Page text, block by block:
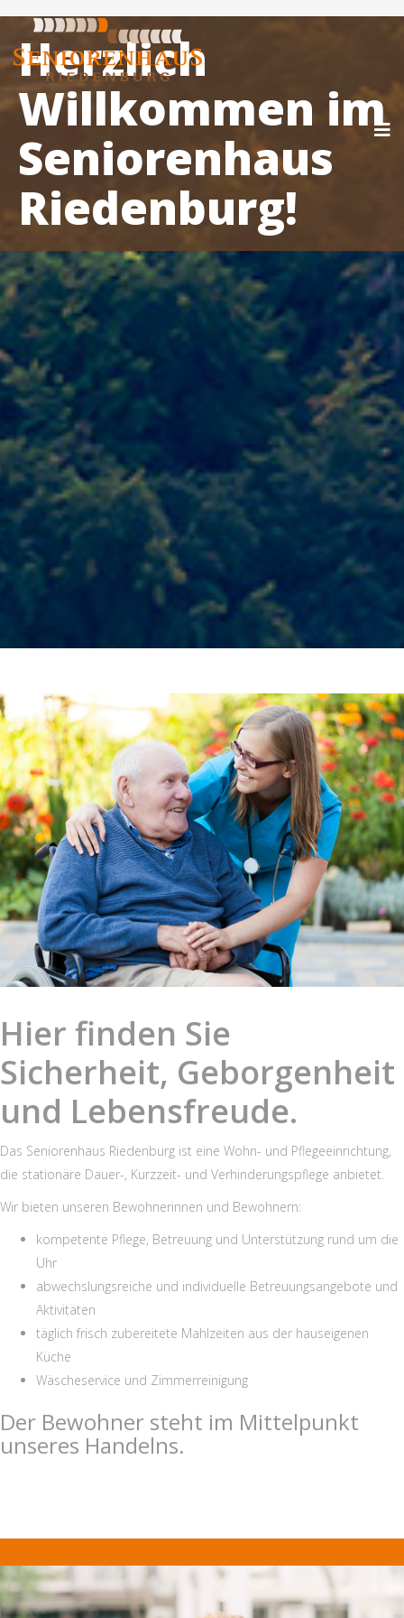
Herzlich
Willkommen im
Seniorenhaus
Riedenburg!
Hier finden Sie
Sicherheit, Geborgenheit
und Lebensfreude.
Das Seniorenhaus Riedenburg ist eine Wohn- und Pflegeeinrichtung,
die stationäre Dauer-, Kurzzeit- und Verhinderungspflege anbietet.
Wir bieten unseren Bewohnerinnen und Bewohnern:
kompetente Pflege, Betreuung und Unterstützung rund um die
Uhr
abwechslungsreiche und individuelle Betreuungsangebote und
Aktivitäten
täglich frisch zubereitete Mahlzeiten aus der hauseigenen
Küche
Wäscheservice und Zimmerreinigung
Der Bewohner steht im Mittelpunkt
unseres Handelns.